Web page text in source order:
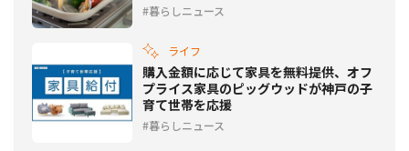
暮らしニュース
ライフ
購入金額に応じて家具を無料提供、オフ
プライス家具のピッグウッドが神戸の子
育て世帯を応援
暮らしニュース